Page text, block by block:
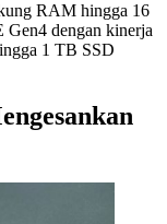
RAM hingga 16
dengan kinerja
1 TB SSD